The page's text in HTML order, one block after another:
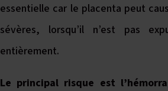
essentielle car le placenta peut
sévères, lorsqu’il n’est pas
entièrement.
Le principal risque est